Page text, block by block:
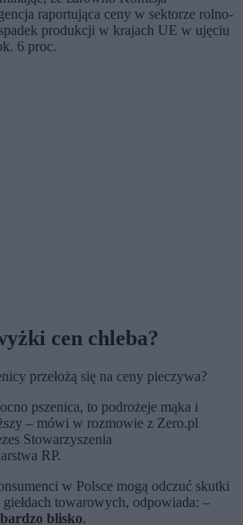
raportująca ceny w sektorze rolno-
produkcji w krajach UE w ujęciu
6 proc.
cen chleba?
przełożą się na ceny pieczywa?
pszenica, to podrożeje mąka i
– mówi w rozmowie z Zero.pl
Stowarzyszenia
RP.
w Polsce mogą odczuć skutki
towarowych, odpowiada: –
blisko.